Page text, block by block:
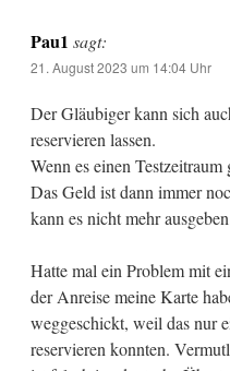
Pau1 sagt:
21. August 2023 um 14:04 Uhr
Der Gläubiger kann sich
reservieren lassen.
Wenn es einen
Das Geld ist dann immer
kann es nicht mehr
Hatte mal ein Problem mit
der Anreise meine Karte
weggeschickt, weil das nur
reservieren konnten.